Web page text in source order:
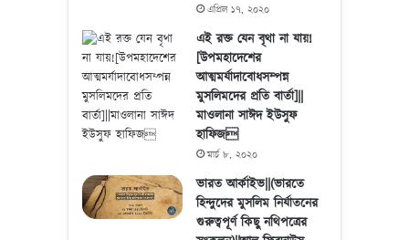
এপ্রিল ১৭, ২০২০
এই রক্ত যেন বৃথা না যায়!
[উপমহাদেশের
আত্মমর্যাদাবোধসম্পন্ন
মুসলিমদের প্রতি বার্তা]||
মাওলানা সাঈদ ইউসুফ
হাফিজ
মার্চ ৮, ২০২০
ভারত আর্কাইভ||(ভারতে
হিন্দুদের মুসলিম নির্যাতনের
গুরুত্বপূর্ণ কিছু নথিপত্রের